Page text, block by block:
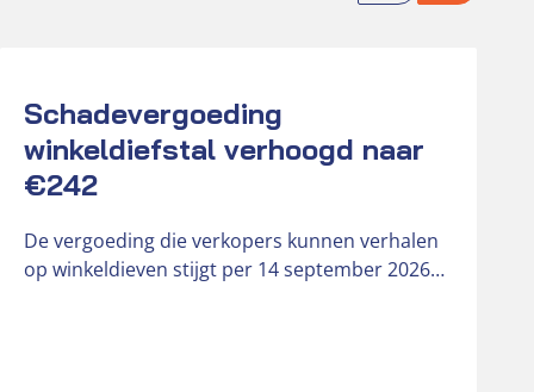
Schadevergoeding
winkeldiefstal verhoogd naar
€242
De vergoeding die verkopers kunnen verhalen
op winkeldieven stijgt per 14 september 2026